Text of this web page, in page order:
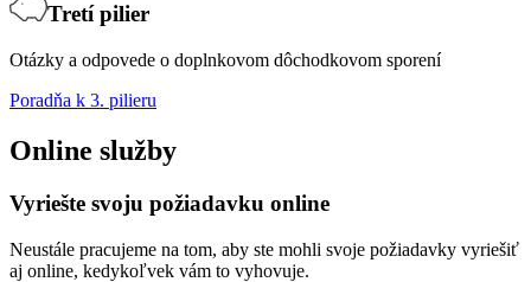
Tretí pilier
Otázky a odpovede o doplnkovom dôchodkovom sporení
Poradňa k 3. pilieru
Online služby
Vyriešte svoju požiadavku online
Neustále pracujeme na tom, aby ste mohli svoje požiadavky vyriešiť
aj online, kedykoľvek vám to vyhovuje.